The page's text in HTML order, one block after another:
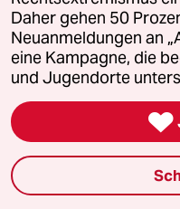
Reisen
Shop
Anzeigen
Daher gehen 50
Neuanmeldungen an
eine Kampagne, die
und Jugendorte
